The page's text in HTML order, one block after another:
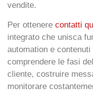
vendite.
Per ottenere contatti
integrato che unisca
automation e
comprendere le fasi
cliente, costruire
monitorare